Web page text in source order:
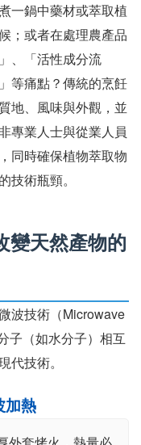
一鍋中藥材或萃取植
；或者在處理農產品
、「活性成分流
等痛點？傳統的烹飪
地、風味與外觀，並
專業人士與從業人員
同時確保植物萃取物
技術瓶頸。
變天然產物的
波技術（Microwave
子（如水分子）相互
代技術。
加熱